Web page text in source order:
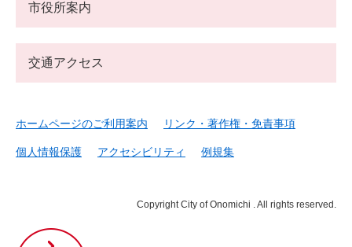
尾
市役所案内
交通アクセス
ホームページのご利用案内 リンク・著作権・免責事項
個人情報保護 アクセシビリティ 例規集
Copyright City of Onomichi . All rights reserved.